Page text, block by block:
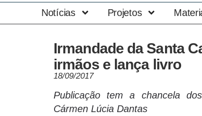
Notícias Projetos
Irmandade da Santa
irmãos e lança livro
18/09/2017
Publicação tem a chancela
Cármen Lúcia Dantas